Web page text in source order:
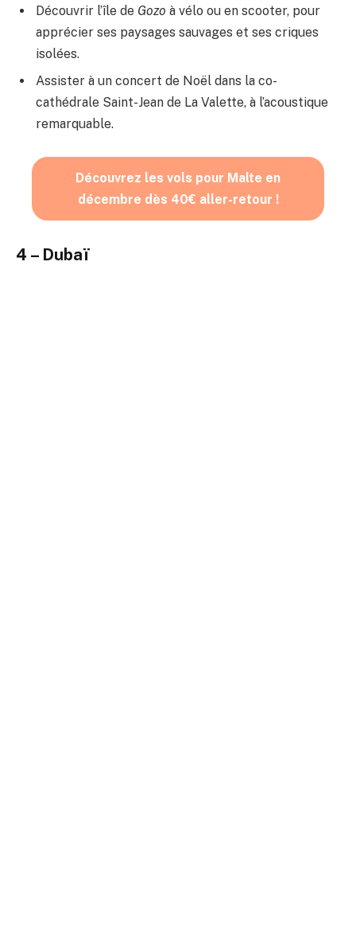
Découvrir l’île de Gozo à vélo ou en scooter, pour
apprécier ses paysages sauvages et ses criques
isolées.
Assister à un concert de Noël dans la co-
cathédrale Saint-Jean de La Valette, à l’acoustique
remarquable.
Découvrez les vols pour Malte en
décembre dès 40€ aller-retour !
4 – Dubaï